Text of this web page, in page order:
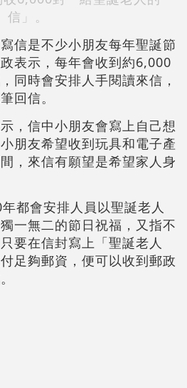
信」。
信是不少小朋友每年聖誕節
表示，每年會收到約6,000
同時會安排人手閱讀來信，
回信。
，信中小朋友會寫上自己想
朋友希望收到玩具和電子產
，來信有願望是希望家人身
都會安排人員以聖誕老人
一無二的節日祝福，又指不
要在信封寫上「聖誕老人
足夠郵資，便可以收到郵政